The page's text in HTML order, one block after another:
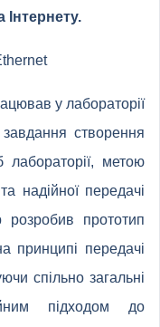
у лабораторії
створення
метою
надійної передачі
прототип
принципі передачі
спільно загальні
підходом до